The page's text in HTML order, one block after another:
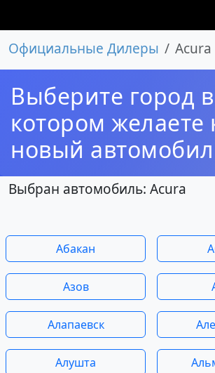
Официальные Дилеры Acura
Выберите город в
котором желаете
новый
Выбран автомобиль: Acura
Абакан
Азов
Алапаевск
Алушта